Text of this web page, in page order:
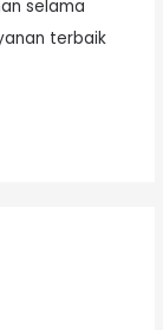
selama
terbaik